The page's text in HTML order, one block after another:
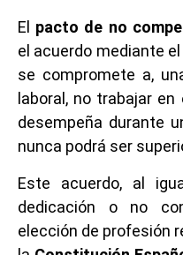
El pacto de no
el acuerdo mediante
se compromete a,
laboral, no trabajar
desempeña durante
nunca podrá ser
Este acuerdo, al
dedicación o no
elección de profesión